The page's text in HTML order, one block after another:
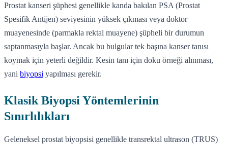
Prostat kanseri şüphesi genellikle kanda bakılan PSA (Prostat
Spesifik Antijen) seviyesinin yüksek çıkması veya doktor
muayenesinde (parmakla rektal muayene) şüpheli bir durumun
saptanmasıyla başlar. Ancak bu bulgular tek başına kanser tanısı
koymak için yeterli değildir. Kesin tanı için doku örneği alınması,
yani biyopsi yapılması gerekir.
Klasik Biyopsi Yöntemlerinin
Sınırlılıkları
Geleneksel prostat biyopsisi genellikle transrektal ultrason (TRUS)